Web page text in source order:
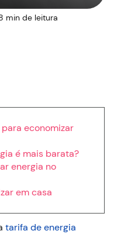
min de leitura
economizar
é mais barata?
energia no
em casa
tarifa de energia